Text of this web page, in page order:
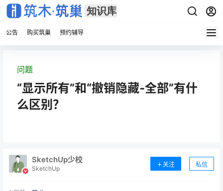
公告 购买筑巢 预约辅导
问题
“显示所有”和“撤销隐藏-全部”有什
么区别？
SketchUp少校
SketchUp
关注 私信